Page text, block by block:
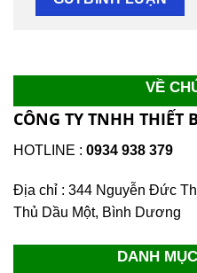
VỀ
CÔNG TY TNHH THIẾT
HOTLINE : 0934 938 379
Địa chỉ : 344 Nguyễn Đức
Thủ Dầu Một, Bình Dương
DANH